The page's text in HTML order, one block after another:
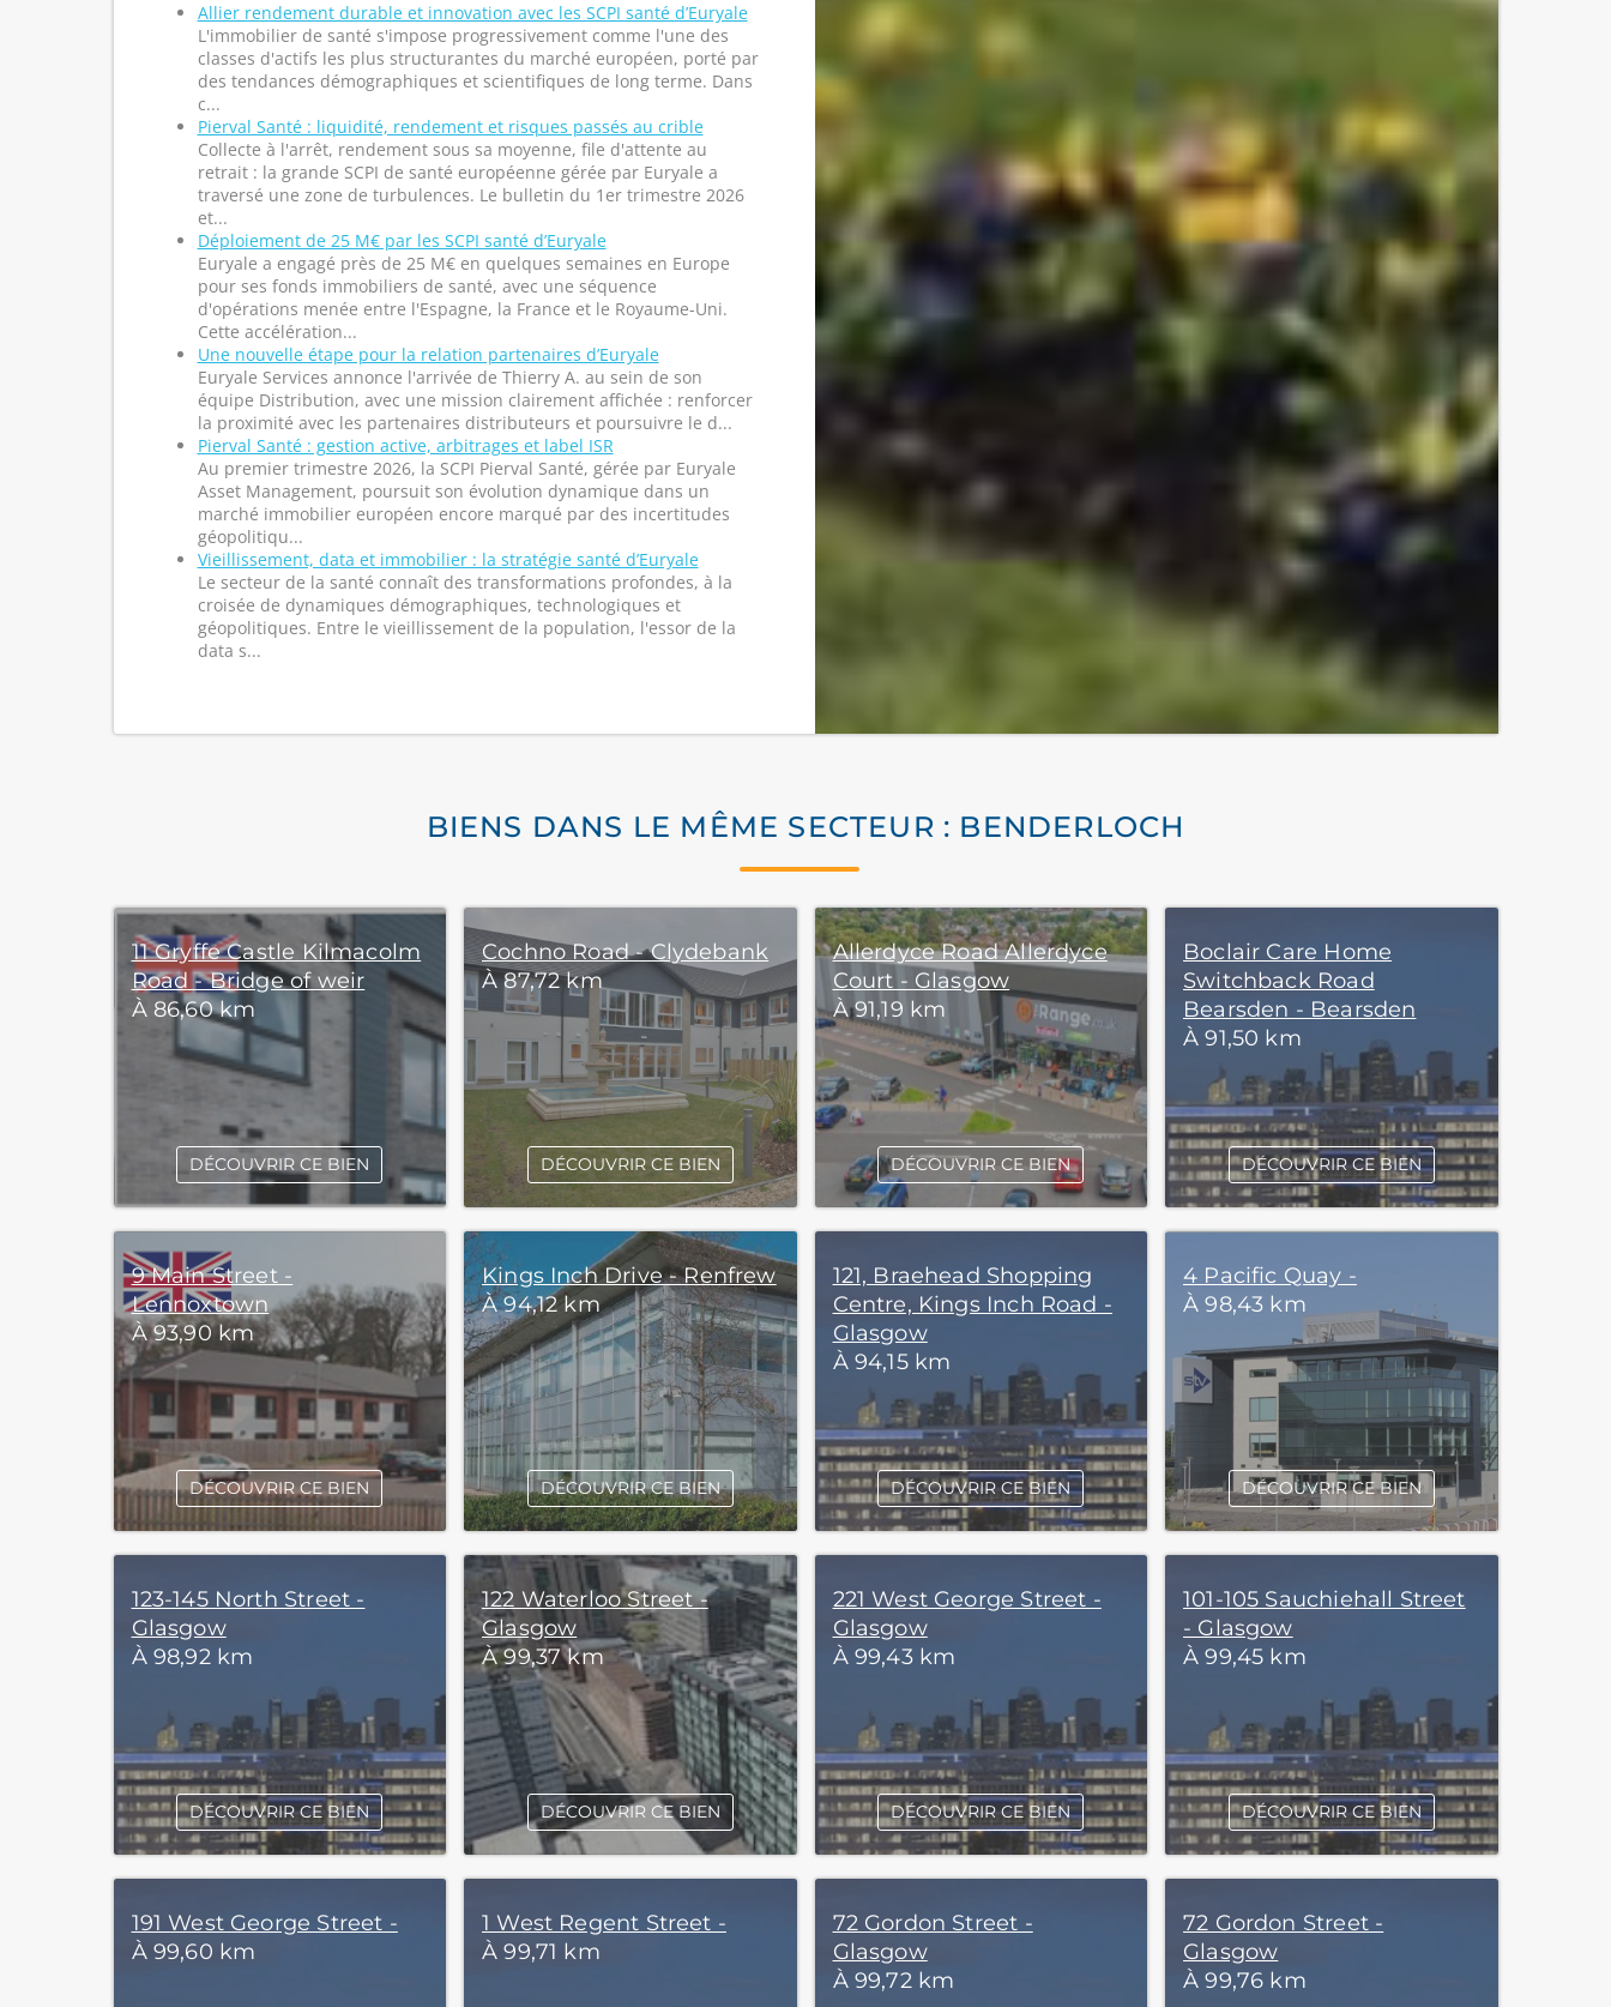
Allier rendement durable et innovation avec les SCPI santé d’Euryale
L'immobilier de santé s'impose progressivement comme l'une des
classes d'actifs les plus structurantes du marché européen, porté par
des tendances démographiques et scientifiques de long terme. Dans
c...
Pierval Santé : liquidité, rendement et risques passés au crible
Collecte à l'arrêt, rendement sous sa moyenne, file d'attente au
retrait : la grande SCPI de santé européenne gérée par Euryale a
traversé une zone de turbulences. Le bulletin du 1er trimestre 2026
et...
Déploiement de 25 M€ par les SCPI santé d’Euryale
Euryale a engagé près de 25 M€ en quelques semaines en Europe
pour ses fonds immobiliers de santé, avec une séquence
d'opérations menée entre l'Espagne, la France et le Royaume-Uni.
Cette accélération...
Une nouvelle étape pour la relation partenaires d’Euryale
Euryale Services annonce l'arrivée de Thierry A. au sein de son
équipe Distribution, avec une mission clairement affichée : renforcer
la proximité avec les partenaires distributeurs et poursuivre le d...
Pierval Santé : gestion active, arbitrages et label ISR
Au premier trimestre 2026, la SCPI Pierval Santé, gérée par Euryale
Asset Management, poursuit son évolution dynamique dans un
marché immobilier européen encore marqué par des incertitudes
géopolitiqu...
Vieillissement, data et immobilier : la stratégie santé d’Euryale
Le secteur de la santé connaît des transformations profondes, à la
croisée de dynamiques démographiques, technologiques et
géopolitiques. Entre le vieillissement de la population, l'essor de la
data s...
BIENS DANS LE MÊME SECTEUR : BENDERLOCH
11 Gryffe Castle Kilmacolm
Road - Bridge of weir
À 86,60 km
DÉCOUVRIR CE BIEN
Cochno Road - Clydebank
À 87,72 km
DÉCOUVRIR CE BIEN
Allerdyce Road Allerdyce
Court - Glasgow
À 91,19 km
DÉCOUVRIR CE BIEN
Boclair Care Home
Switchback Road
Bearsden - Bearsden
À 91,50 km
DÉCOUVRIR CE BIEN
9 Main Street -
Lennoxtown
À 93,90 km
DÉCOUVRIR CE BIEN
Kings Inch Drive - Renfrew
À 94,12 km
DÉCOUVRIR CE BIEN
121, Braehead Shopping
Centre, Kings Inch Road -
Glasgow
À 94,15 km
DÉCOUVRIR CE BIEN
4 Pacific Quay -
À 98,43 km
DÉCOUVRIR CE BIEN
123-145 North Street -
Glasgow
À 98,92 km
DÉCOUVRIR CE BIEN
122 Waterloo Street -
Glasgow
À 99,37 km
DÉCOUVRIR CE BIEN
221 West George Street -
Glasgow
À 99,43 km
DÉCOUVRIR CE BIEN
101-105 Sauchiehall Street
- Glasgow
À 99,45 km
DÉCOUVRIR CE BIEN
191 West George Street -
À 99,60 km
1 West Regent Street -
À 99,71 km
72 Gordon Street -
Glasgow
À 99,72 km
72 Gordon Street -
Glasgow
À 99,76 km